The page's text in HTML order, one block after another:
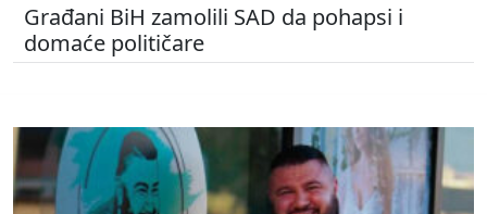
Građani BiH zamolili SAD da pohapsi i
domaće političare